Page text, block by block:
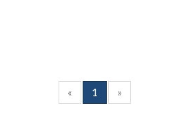
« 1 »